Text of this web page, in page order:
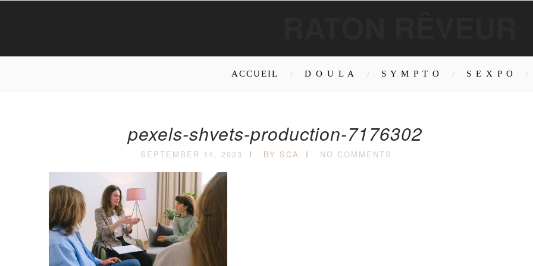
ACCUEIL D O U L A S Y M P T O S E X P O
pexels-shvets-production-7176302
SEPTEMBER 11, 2023 BY SCA NO COMMENTS